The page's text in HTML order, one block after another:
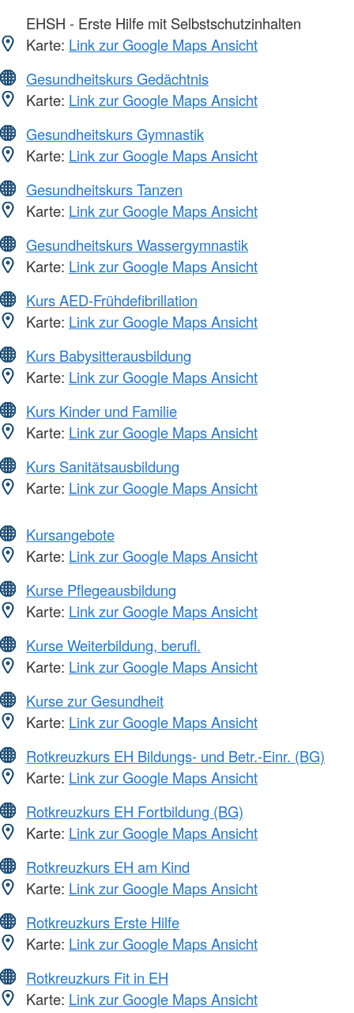
EHSH - Erste Hilfe mit Selbstschutzinhalten
Karte: Link zur Google Maps Ansicht
Gesundheitskurs Gedächtnis
Karte: Link zur Google Maps Ansicht
Gesundheitskurs Gymnastik
Karte: Link zur Google Maps Ansicht
Gesundheitskurs Tanzen
Karte: Link zur Google Maps Ansicht
Gesundheitskurs Wassergymnastik
Karte: Link zur Google Maps Ansicht
Kurs AED-Frühdefibrillation
Karte: Link zur Google Maps Ansicht
Kurs Babysitterausbildung
Karte: Link zur Google Maps Ansicht
Kurs Kinder und Familie
Karte: Link zur Google Maps Ansicht
Kurs Sanitätsausbildung
Karte: Link zur Google Maps Ansicht
Kursangebote
Karte: Link zur Google Maps Ansicht
Kurse Pflegeausbildung
Karte: Link zur Google Maps Ansicht
Kurse Weiterbildung, berufl.
Karte: Link zur Google Maps Ansicht
Kurse zur Gesundheit
Karte: Link zur Google Maps Ansicht
Rotkreuzkurs EH Bildungs- und Betr.-Einr. (BG)
Karte: Link zur Google Maps Ansicht
Rotkreuzkurs EH Fortbildung (BG)
Karte: Link zur Google Maps Ansicht
Rotkreuzkurs EH am Kind
Karte: Link zur Google Maps Ansicht
Rotkreuzkurs Erste Hilfe
Karte: Link zur Google Maps Ansicht
Rotkreuzkurs Fit in EH
Karte: Link zur Google Maps Ansicht